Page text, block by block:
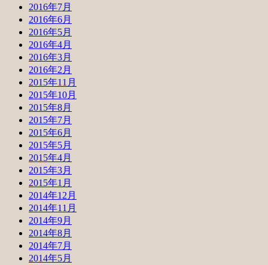
2016年7月
2016年6月
2016年5月
2016年4月
2016年3月
2016年2月
2015年11月
2015年10月
2015年8月
2015年7月
2015年6月
2015年5月
2015年4月
2015年3月
2015年1月
2014年12月
2014年11月
2014年9月
2014年8月
2014年7月
2014年5月